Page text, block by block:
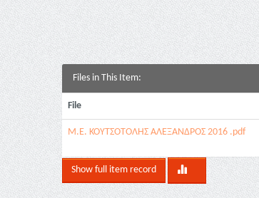
Files in This Item:
File
Μ.Ε. ΚΟΥΤΣΟΤΟΛΗΣ ΑΛΕΞΑΝΔΡΟΣ 2016 .pdf
Show full item record